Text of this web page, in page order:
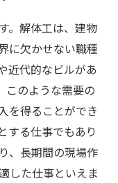
。解体工は、建物
に欠かせない職種
近代的なビルがあ
このような需要の
を得ることができ
する仕事でもあり
、長期間の現場作
した仕事といえま